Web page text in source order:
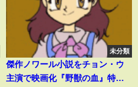
未分類
傑作ノワール小説をチョン・ウ
主演で映画化『野獣の血』特報